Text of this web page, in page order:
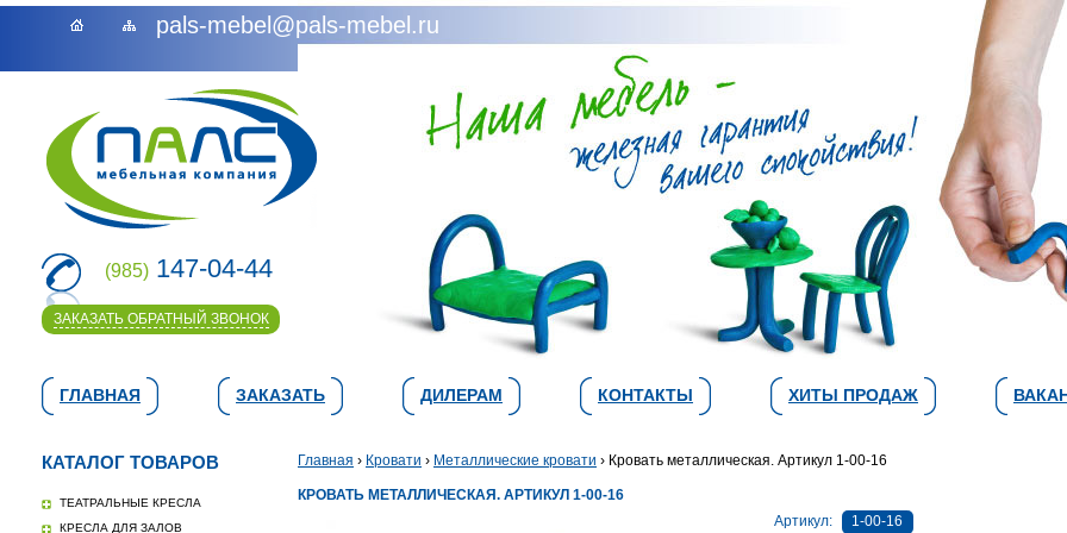
pals-mebel@pals-mebel.ru
(985) 147-04-44
ЗАКАЗАТЬ ОБРАТНЫЙ ЗВОНОК
ГЛАВНАЯ ЗАКАЗАТЬ ДИЛЕРАМ КОНТАКТЫ ХИТЫ ПРОДАЖ
КАТАЛОГ ТОВАРОВ
ТЕАТРАЛЬНЫЕ КРЕСЛА
КРЕСЛА ДЛЯ ЗАЛОВ
Главная › Кровати › Металлические кровати › Кровать металлическая. Артикул 1-00-16
КРОВАТЬ МЕТАЛЛИЧЕСКАЯ. АРТИКУЛ 1-00-16
Артикул:
1-00-16